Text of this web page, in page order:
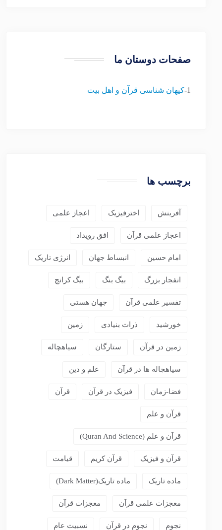
صفحات دوستان ما
1- کیهان شناسی قرآن و اهل بیت
برچسب ها
آفرینش اخترفیزیک اعجاز علمی
اعجاز علمی قرآن افق رویداد
امام حسین انبساط جهان انرژی تاریک
انفجار بزرگ بیگ بنگ بیگ کرانچ
تفسیر علمی قرآن جهان هستی
خورشید ذرات بنیادی زمین
زمین در قرآن ستارگان سیاهچاله
سیاهچاله ها در قرآن علم و دین
فضا-زمان فیزیک در قرآن قرآن
قرآن و علم
قرآن و علم (Quran And Science)
قرآن و فیزیک قرآن کریم قیامت
ماده تاریک ماده تاریک(dark Matter)
معجزات علمی قرآن معجزات قرآن
نجوم نجوم در قرآن نسبیت عام